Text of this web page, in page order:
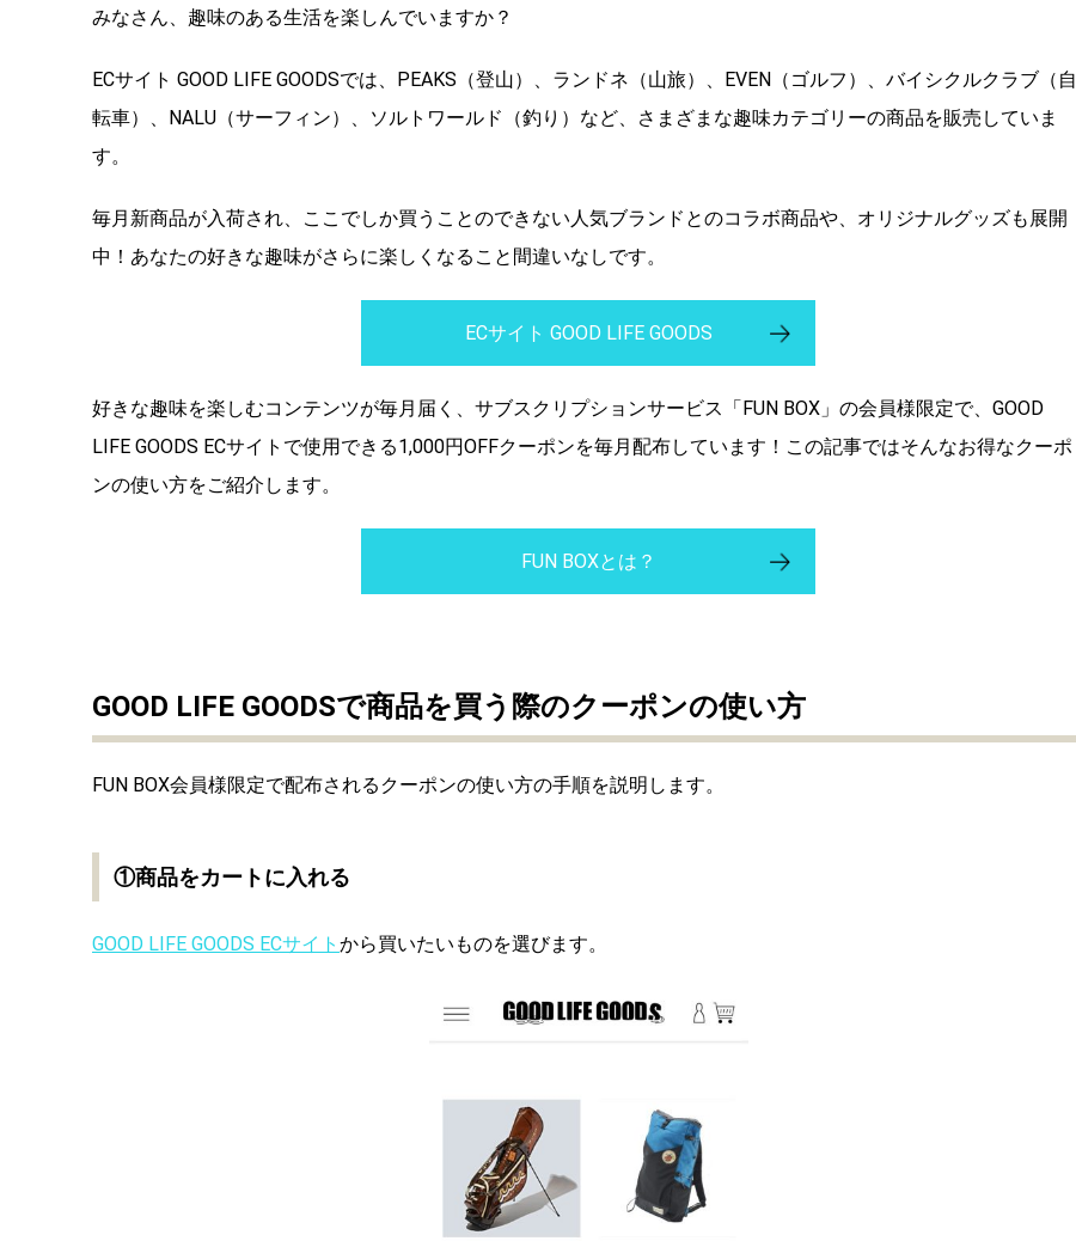
みなさん、趣味のある生活を楽しんでいますか？
ECサイト GOOD LIFE GOODSでは、PEAKS（登山）、ランドネ（山旅）、EVEN（ゴルフ）、バイシクルクラブ（自
転車）、NALU（サーフィン）、ソルトワールド（釣り）など、さまざまな趣味カテゴリーの商品を販売していま
す。
毎月新商品が入荷され、ここでしか買うことのできない人気ブランドとのコラボ商品や、オリジナルグッズも展開
中！あなたの好きな趣味がさらに楽しくなること間違いなしです。
ECサイト GOOD LIFE GOODS
好きな趣味を楽しむコンテンツが毎月届く、サブスクリプションサービス「FUN BOX」の会員様限定で、GOOD
LIFE GOODS ECサイトで使用できる1,000円OFFクーポンを毎月配布しています！この記事ではそんなお得なクーポ
ンの使い方をご紹介します。
FUN BOXとは？
GOOD LIFE GOODSで商品を買う際のクーポンの使い方
FUN BOX会員様限定で配布されるクーポンの使い方の手順を説明します。
①商品をカートに入れる
GOOD LIFE GOODS ECサイト から買いたいものを選びます。